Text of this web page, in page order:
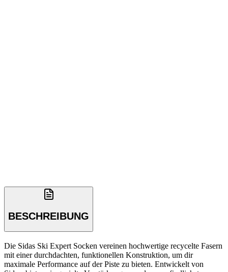
BESCHREIBUNG
Die Sidas Ski Expert Socken vereinen hochwertige recycelte Fasern
mit einer durchdachten, funktionellen Konstruktion, um dir
maximale Performance auf der Piste zu bieten. Entwickelt von